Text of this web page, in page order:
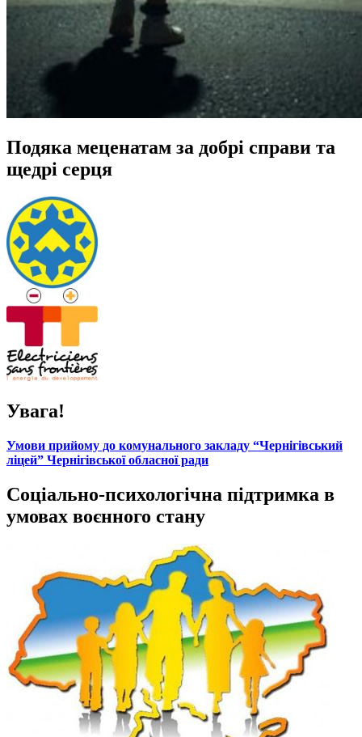
Подяка меценатам за добрі справи та
щедрі серця
Увага!
Умови прийому до комунального закладу “Чернігівський
ліцей” Чернігівської обласної ради
Соціально-психологічна підтримка в
умовах воєнного стану